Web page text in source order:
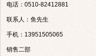
电话：0510-82412881
联系人：鱼先生
手机：13951505065
销售二部